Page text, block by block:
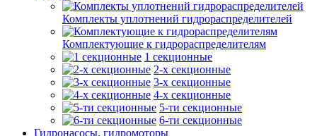
Комплекты уплотнений гидрораспределителей
Комплектующие к гидрораспределителям
1 секционные
2-х секционные
3-х секционные
4-х секционные
5-ти секционные
6-ти секционные
Гидронасосы, гидромоторы